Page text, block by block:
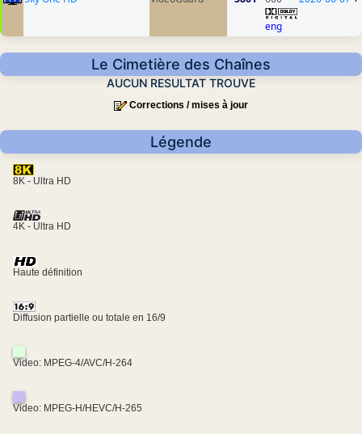
eng
Le Cimetière des Chaînes
AUCUN RESULTAT TROUVE
Corrections / mises à jour
Légende
8K - Ultra HD
4K - Ultra HD
Haute définition
Diffusion partielle ou totale en 16/9
Video: MPEG-4/AVC/H-264
Video: MPEG-H/HEVC/H-265